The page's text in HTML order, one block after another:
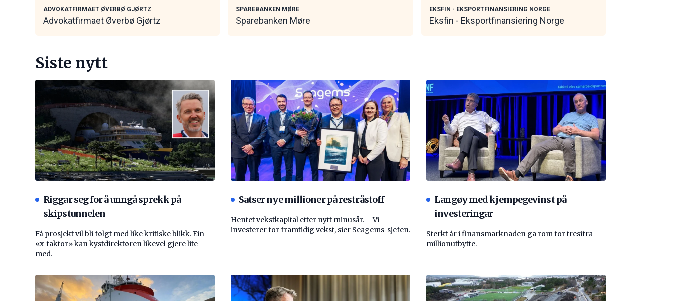
ADVOKATFIRMAET ØVERBØ GJØRTZ
Advokatfirmaet Øverbø Gjørtz
SPAREBANKEN MØRE
Sparebanken Møre
EKSFIN - EKSPORTFINANSIERING NORGE
Eksfin - Eksportfinansiering Norge
Siste nytt
Riggar seg for å unngå sprekk på
skipstunnelen
Få prosjekt vil bli følgt med like kritiske blikk. Ein
«x-faktor» kan kystdirektøren likevel gjere lite
med.
Satser nye millioner på restråstoff
Hentet vekstkapital etter nytt minusår. – Vi
investerer for framtidig vekst, sier Seagems-sjefen.
Langøy med kjempegevinst på
investeringar
Sterkt år i finansmarknaden ga rom for tresifra
millionutbytte.